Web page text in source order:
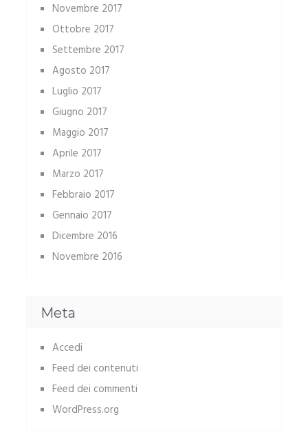
Novembre 2017
Ottobre 2017
Settembre 2017
Agosto 2017
Luglio 2017
Giugno 2017
Maggio 2017
Aprile 2017
Marzo 2017
Febbraio 2017
Gennaio 2017
Dicembre 2016
Novembre 2016
Meta
Accedi
Feed dei contenuti
Feed dei commenti
WordPress.org